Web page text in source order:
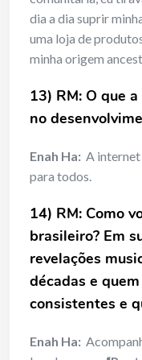
dia a dia suprir
uma loja de
minha origem
13) RM: O que
no
Enah Ha: A internet
para todos.
14) RM: Como
brasileiro? Em
revelações
décadas e
consistentes e
Enah Ha: